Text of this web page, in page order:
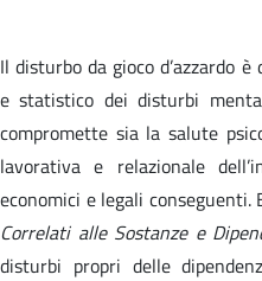
Il disturbo da gioco d’azzardo
e statistico dei disturbi
compromette sia la salute
lavorativa e relazionale
economici e legali conseguenti.
Correlati alle Sostanze e
disturbi propri delle